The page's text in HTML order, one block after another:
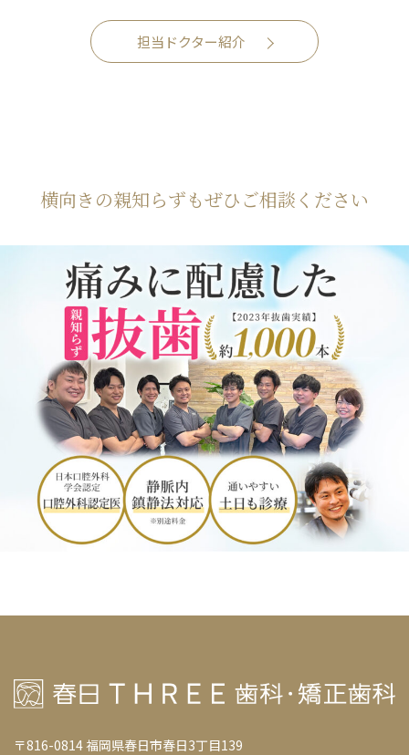
担当ドクター紹介
横向きの親知らずもぜひご相談ください
〒816-0814 福岡県春日市春日3丁目139